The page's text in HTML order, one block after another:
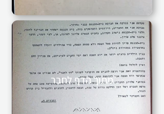
מתוך הדף לחבר